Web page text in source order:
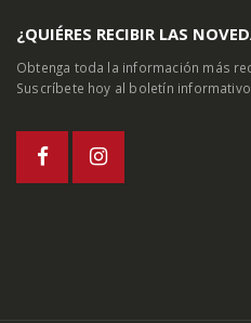
¿QUIÉRES RECIBIR LAS
Obtenga toda la información más
Suscríbete hoy al boletín